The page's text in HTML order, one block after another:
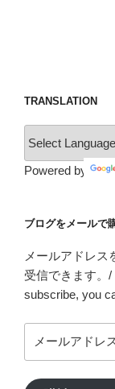
TRANSLATION
Powered by
ブログをメールで
メールアドレス
受信できます。/
subscribe, you
ー